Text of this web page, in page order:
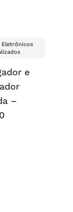
Eletrônicos
e
–